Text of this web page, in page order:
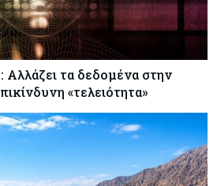
τα δεδομένα στην
«τελειότητα»